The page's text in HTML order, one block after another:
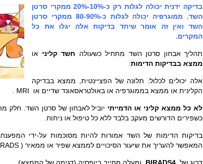
בדיקה ידנית יכולה לגלות רק כ-10%-20% ממקרי סרטן
השד. ממוגרפיה יכולה לגלות כ-80-90% ממקרי סרטן
השד ואין זה אומר שיחד בדיקות אלה יגלו את כל
המקרים.
תהליך אבחון סרטן השד מתחיל כשעולה חשד קליני או
ממצא בבדיקות הדימות:
אלה יכולים לכלול: תלונה של הפציינטית, ממצא בבדיקה
הקלינית או ממצא בממוגרפיה או באולטראסאונד שדיים או MRI .
לא כל ממצא קליני או הדמייתי יוביל לאבחון של סרטן השד. חלק
כשפירים הדורשים מעקב בלבד ללא כל טיפול או ניתוח.
בדיקות הדימות של השד אמורות להיות מסוכמות על-ידי
המאפשר להעריך את שיעור הסיכויים לממצא שפיר או ממאיר ( BIRADS ).